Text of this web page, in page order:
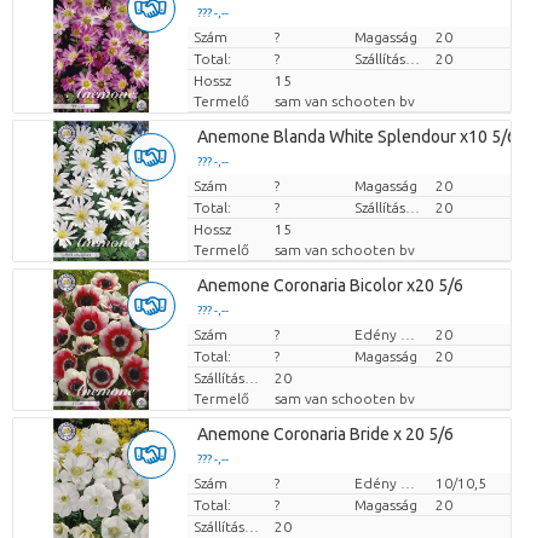
??? -,--
Darabb ár
Szám ? Magasság
20
Total:
?
20
Hossz
15
Termelő
sam van schooten bv
Anemone Blanda White Splendour x10 5/6
??? -,--
Darabb ár
Szám ? Magasság
20
Total:
?
20
Hossz
15
Termelő
sam van schooten bv
Anemone Coronaria Bicolor x20 5/6
??? -,--
Darabb ár
Szám ?
20
Total:
? Magasság
20
Szállítási magasság
20
Termelő
sam van schooten bv
Anemone Coronaria Bride x 20 5/6
??? -,--
Darabb ár
Szám ?
10/10,5
Total:
? Magasság
20
Szállítási magasság
20